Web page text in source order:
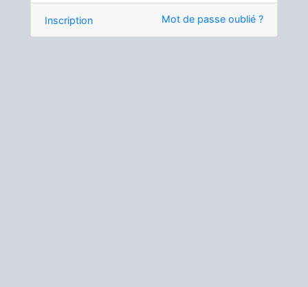
Inscription Mot de passe oublié ?